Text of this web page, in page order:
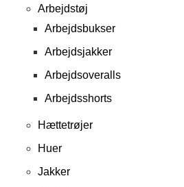
Arbejdstøj
Arbejdsbukser
Arbejdsjakker
Arbejdsoveralls
Arbejdsshorts
Hættetrøjer
Huer
Jakker